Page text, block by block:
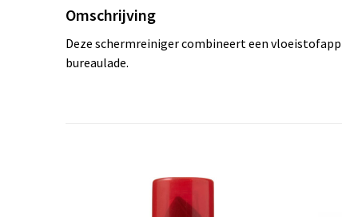
Omschrijving
Deze schermreiniger combineert een
bureaulade.